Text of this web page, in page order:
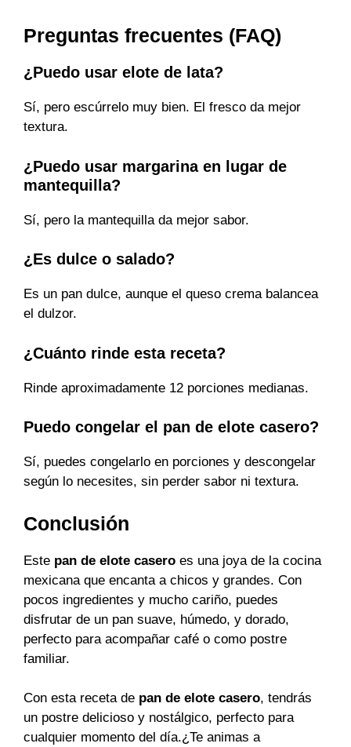
Preguntas frecuentes (FAQ)
¿Puedo usar elote de lata?
Sí, pero escúrrelo muy bien. El fresco da mejor
textura.
¿Puedo usar margarina en lugar de
mantequilla?
Sí, pero la mantequilla da mejor sabor.
¿Es dulce o salado?
Es un pan dulce, aunque el queso crema balancea
el dulzor.
¿Cuánto rinde esta receta?
Rinde aproximadamente 12 porciones medianas.
Puedo congelar el pan de elote casero?
Sí, puedes congelarlo en porciones y descongelar
según lo necesites, sin perder sabor ni textura.
Conclusión
Este pan de elote casero es una joya de la cocina
mexicana que encanta a chicos y grandes. Con
pocos ingredientes y mucho cariño, puedes
disfrutar de un pan suave, húmedo, y dorado,
perfecto para acompañar café o como postre
familiar.
Con esta receta de pan de elote casero, tendrás
un postre delicioso y nostálgico, perfecto para
cualquier momento del día.¿Te animas a